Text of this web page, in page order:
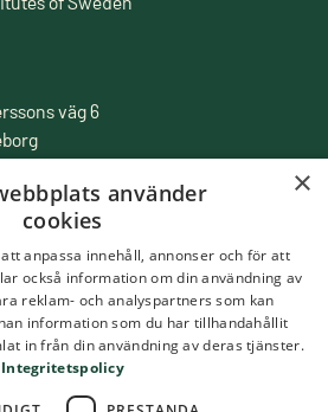
väg 6
×
använder
cookies
anpassa innehåll, annonser och för att
också information om din användning av
reklam- och analyspartners som kan
information som du har tillhandahållit
in från din användning av deras tjänster.
Integritetspolicy